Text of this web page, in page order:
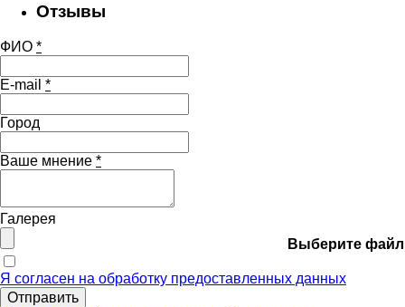
Отзывы
ФИО *
E-mail *
Город
Ваше мнение *
Галерея
Выберите файл
Я согласен на обработку предоставленных данных
Отправить